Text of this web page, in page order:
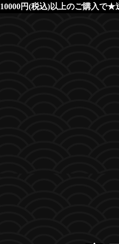
10000円(税込)以上のご購入で